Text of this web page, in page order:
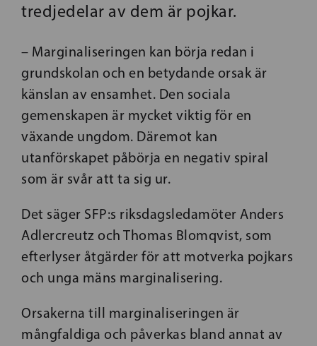
tredjedelar av dem är pojkar.
– Marginaliseringen kan börja redan i
grundskolan och en betydande orsak är
känslan av ensamhet. Den sociala
gemenskapen är mycket viktig för en
växande ungdom. Däremot kan
utanförskapet påbörja en negativ spiral
som är svår att ta sig ur.
Det säger SFP:s riksdagsledamöter Anders
Adlercreutz och Thomas Blomqvist, som
efterlyser åtgärder för att motverka pojkars
och unga mäns marginalisering.
Orsakerna till marginaliseringen är
mångfaldiga och påverkas bland annat av